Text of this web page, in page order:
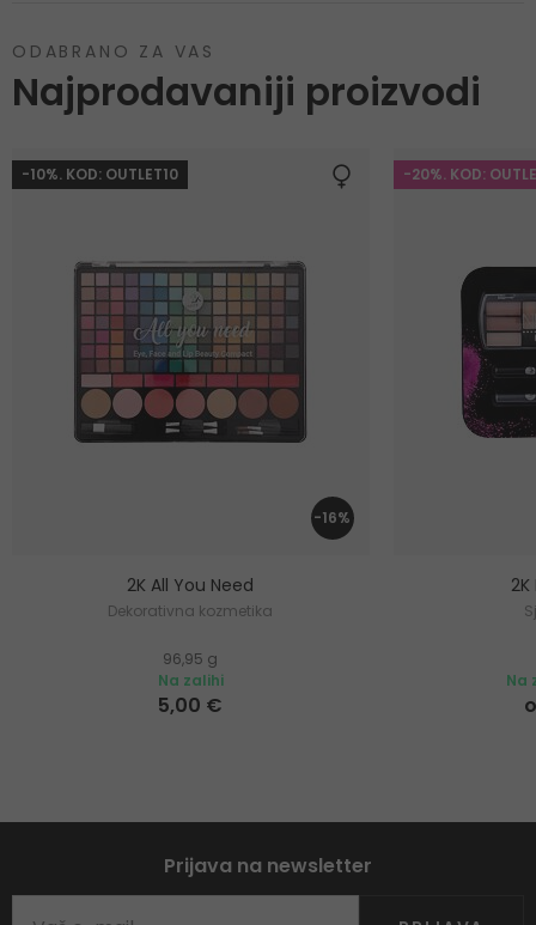
ODABRANO ZA VAS
Najprodavaniji proizvodi
-10%. KOD: OUTLET10
-16%
2K All You Need
Dekorativna kozmetika
96,95 g
Na zalihi
5,00 €
-20%. KOD:
Na
Prijava na newsletter